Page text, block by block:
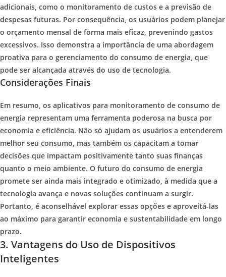
adicionais, como o monitoramento de custos e a previsão de
despesas futuras. Por consequência, os usuários podem planejar
o orçamento mensal de forma mais eficaz, prevenindo gastos
excessivos. Isso demonstra a importância de uma abordagem
proativa para o gerenciamento do consumo de energia, que
pode ser alcançada através do uso de tecnologia.
Considerações Finais
Em resumo, os aplicativos para monitoramento de consumo de
energia representam uma ferramenta poderosa na busca por
economia e eficiência. Não só ajudam os usuários a entenderem
melhor seu consumo, mas também os capacitam a tomar
decisões que impactam positivamente tanto suas finanças
quanto o meio ambiente. O futuro do consumo de energia
promete ser ainda mais integrado e otimizado, à medida que a
tecnologia avança e novas soluções continuam a surgir.
Portanto, é aconselhável explorar essas opções e aproveitá-las
ao máximo para garantir economia e sustentabilidade em longo
prazo.
3. Vantagens do Uso de Dispositivos
Inteligentes